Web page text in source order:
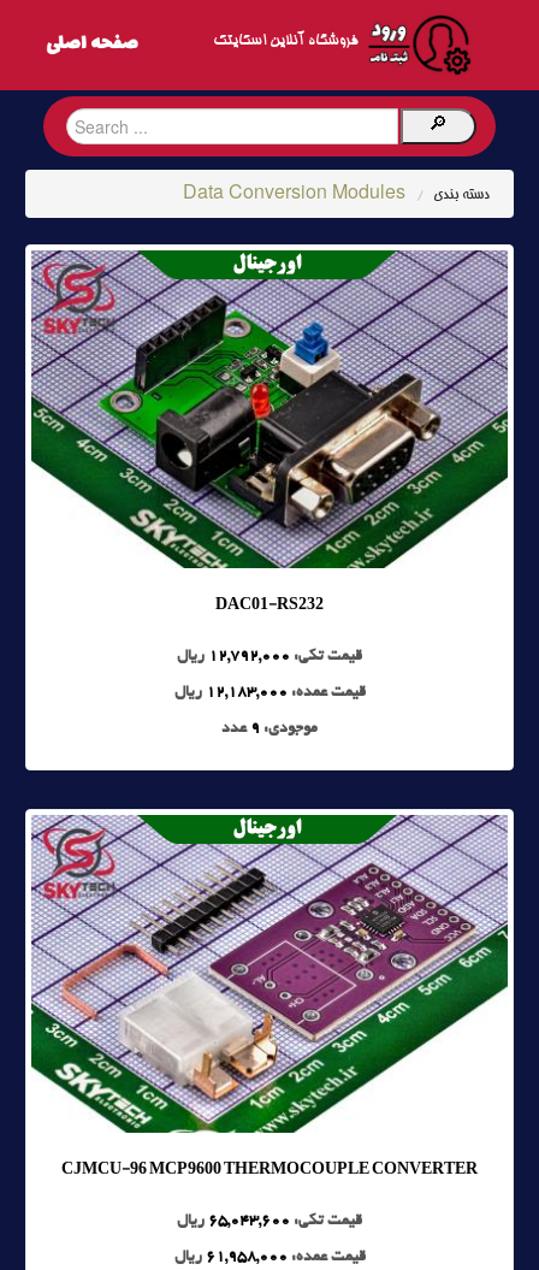
فروشگاه آنلاین اسکایتک
دسته بندی /
Data Conversion Modules
DAC01-RS232
قیمت تکی: 12,792,000 ریال
قیمت عمده: 12,183,000 ریال
موجودی: 9 عدد
CJMCU-96 MCP9600 THERMOCOUPLE CONVERTER
قیمت تکی: 65,043,600 ریال
قیمت عمده: 61,958,000 ریال